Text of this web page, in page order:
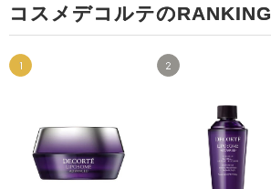
コスメデコルテのRANKING
1 2